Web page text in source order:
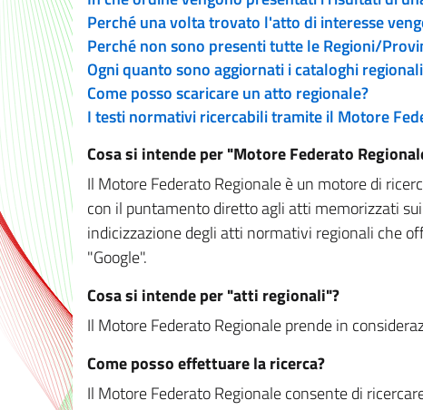
Perché una volta trovato l'atto di interesse
Perché non sono presenti tutte le Regioni/
Ogni quanto sono aggiornati i cataloghi
Come posso scaricare un atto regionale?
I testi normativi ricercabili tramite il Motore
Cosa si intende per "Motore Federato
Il Motore Federato Regionale è un motore di
con il puntamento diretto agli atti memorizzati
indicizzazione degli atti normativi regionali che
"Google".
Cosa si intende per "atti regionali"?
Il Motore Federato Regionale prende in
Come posso effettuare la ricerca?
Il Motore Federato Regionale consente di